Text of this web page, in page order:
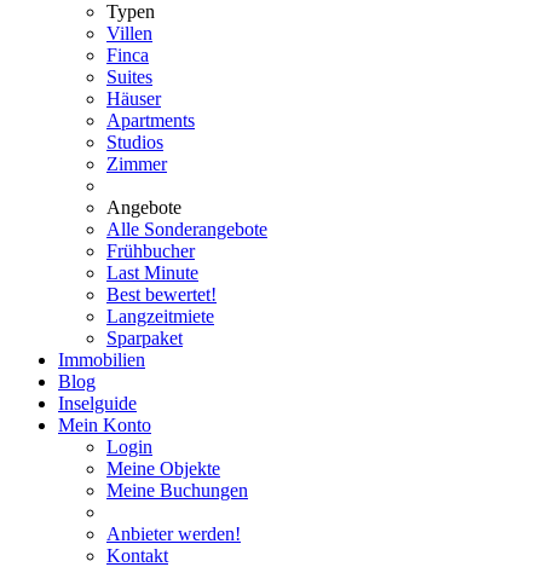
Typen
Villen
Finca
Suites
Häuser
Apartments
Studios
Zimmer
Angebote
Alle Sonderangebote
Frühbucher
Last Minute
Best bewertet!
Langzeitmiete
Sparpaket
Immobilien
Blog
Inselguide
Mein Konto
Login
Meine Objekte
Meine Buchungen
Anbieter werden!
Kontakt